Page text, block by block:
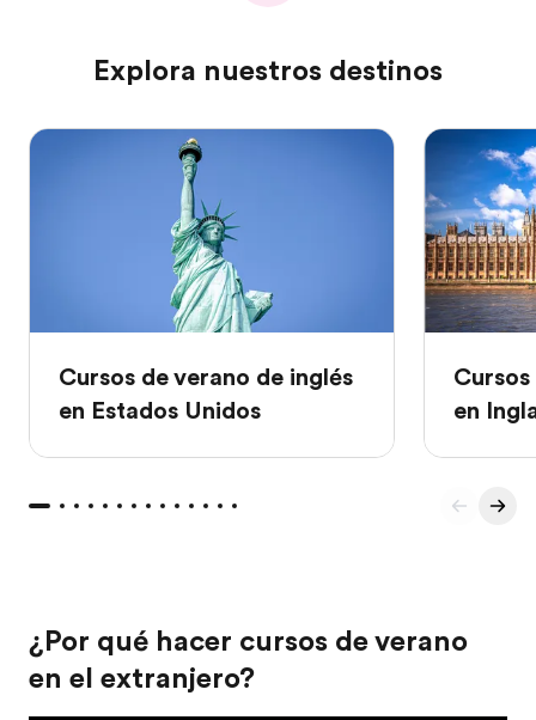
Explora nuestros destinos
Cursos de verano de inglés
en Estados Unidos
en
¿Por qué hacer cursos de verano
en el extranjero?